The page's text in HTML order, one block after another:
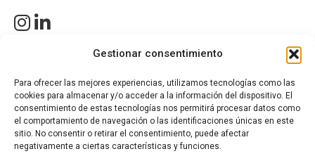
Gestionar consentimiento
Para ofrecer las mejores experiencias, utilizamos tecnologías como las
cookies para almacenar y/o acceder a la información del dispositivo. El
consentimiento de estas tecnologías nos permitirá procesar datos como
el comportamiento de navegación o las identificaciones únicas en este
sitio. No consentir o retirar el consentimiento, puede afectar
negativamente a ciertas características y funciones.
Mantente al día con nuestras últimas novedades, proyectos y
cómo nuestras soluciones de altura pueden hacer la diferencia en tu
próximo proyecto.¡Únete a nuestra comunidad y no te pierdas
nada!
#SolucionesDeAltura
#PlataformasElevadoras